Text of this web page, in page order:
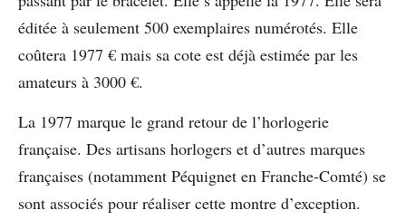
éditée à seulement 500 exemplaires numérotés. Elle
coûtera 1977 € mais sa cote est déjà estimée par les
amateurs à 3000 €.
La 1977 marque le grand retour de l’horlogerie
française. Des artisans horlogers et d’autres marques
françaises (notamment Péquignet en Franche-Comté) se
sont associés pour réaliser cette montre d’exception.